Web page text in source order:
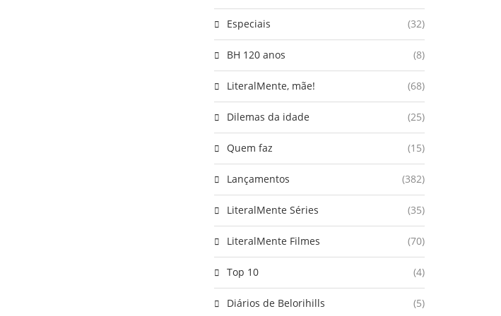
Especiais (32)
BH 120 anos (8)
LiteralMente, mãe! (68)
Dilemas da idade (25)
Quem faz (15)
Lançamentos (382)
LiteralMente Séries (35)
LiteralMente Filmes (70)
Top 10 (4)
Diários de Belorihills (5)